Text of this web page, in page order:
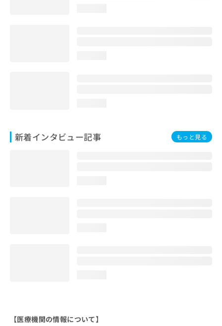
新着インタビュー記事 もっと見る
【医療機関の情報について】